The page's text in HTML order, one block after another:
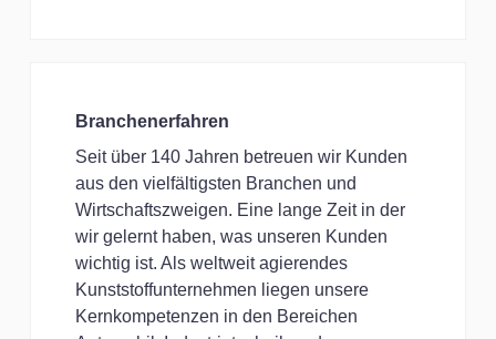
Branchenerfahren
Seit über 140 Jahren betreuen wir Kunden
aus den vielfältigsten Branchen und
Wirtschaftszweigen. Eine lange Zeit in der
wir gelernt haben, was unseren Kunden
wichtig ist. Als weltweit agierendes
Kunststoffunternehmen liegen unsere
Kernkompetenzen in den Bereichen